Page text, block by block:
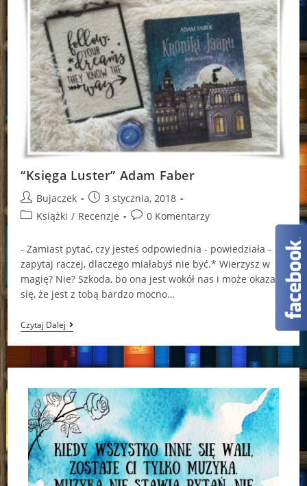
“Księga Luster” Adam Faber
Post
author:
Bujaczek
Post
published:
3 stycznia, 2018
PostKsiążki / Recenzje
Post0 Komentarzy
- Zamiast pytać, czy jesteś odpowiednia - powiedziała -
zapytaj raczej, dlaczego miałabyś nie być.* Wierzysz w
magię? Nie? Szkoda, bo ona jest wokół nas i może okazać
się, że jest z tobą bardzo mocno…
Czytaj Dalej“Księga
Luster”
Adam
Faber